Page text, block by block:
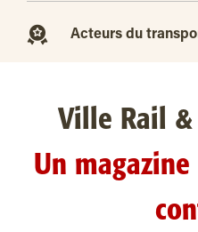
Acteurs du
Ville Rail &
Un